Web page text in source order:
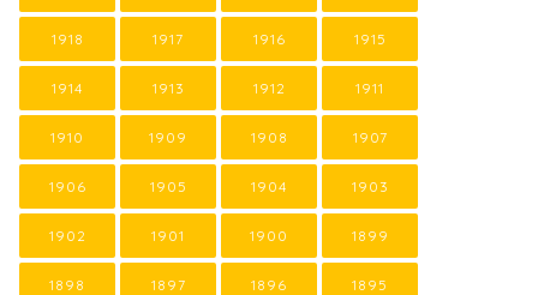
1918 1917 1916 1915
1914 1913 1912 1911
1910 1909 1908 1907
1906 1905 1904 1903
1902 1901 1900 1899
1898 1897 1896 1895